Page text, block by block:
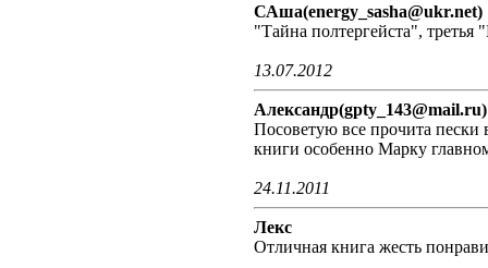
САша(energy_sasha@ukr.net)
"Тайна полтергейста", третья
13.07.2012
Александр(gpty_143@mail.ru)
Посоветую все прочита пески
книги особенно Марку
24.11.2011
Лекс
Отличная книга жесть